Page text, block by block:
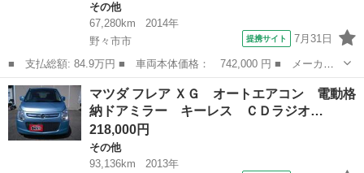
その他
67,280km
2014年
野々市市
提携サイト 7月31日
■ 支払総額: 84.9万円 ■ 車両本体価格： 742,000 円 ■ メーカー
名： マツダ ■ 車種名： フレアクロスオーバー ■ グレード
名： ＸＳ ４ＷＤ 衝突被害軽減システム 禁煙車 シートヒータ
ー スマートキー...
石川 野々市市 その他
マツダ フレア ＸＧ オートエアコン 電動格
納ドアミラー キーレス ＣＤラジオ…
218,000円
その他
93,136km
2013年